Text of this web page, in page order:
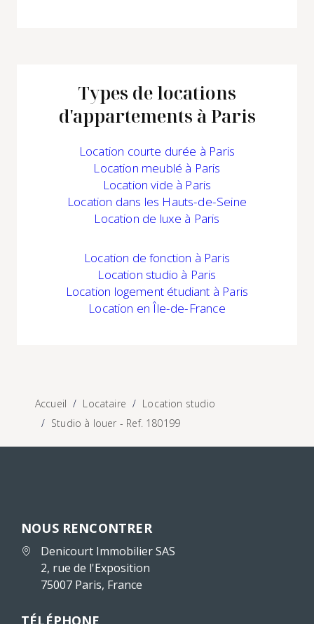
Types de locations
d'appartements à Paris
Location courte durée à Paris
Location meublé à Paris
Locationvide à Paris
Location dans les Hauts-de-Seine
Location de luxe à Paris
Location de fonction à Paris
Location studio à Paris
Location logement étudiant à Paris
Location en Île-de-France
Accueil Locataire
Location studio
Studio à louer - Ref. 180199
NOUS RENCONTRER
Denicourt Immobilier SAS
2, rue de l'Exposition
75007 Paris, France
TÉLÉPHONE